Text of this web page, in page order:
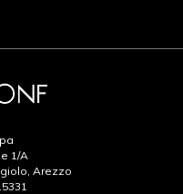
1/A
Arezzo